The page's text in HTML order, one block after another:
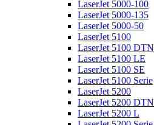
LaserJet 5000-100
LaserJet 5000-135
LaserJet 5000-50
LaserJet 5100
LaserJet 5100 DTN
LaserJet 5100 LE
LaserJet 5100 SE
LaserJet 5100 Serie
LaserJet 5200
LaserJet 5200 DTN
LaserJet 5200 L